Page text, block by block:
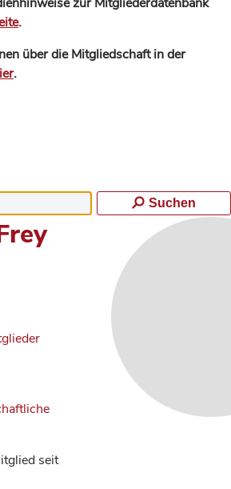
.
über die Mitgliedschaft in der
.
Suchen
seit